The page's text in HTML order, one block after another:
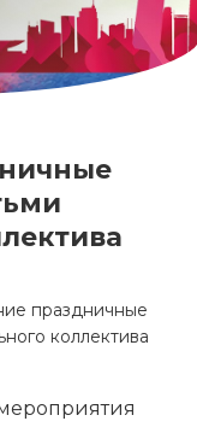
праздничные
коллектива